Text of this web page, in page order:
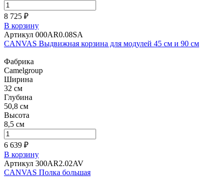
8 725 ₽
В корзину
Артикул 000AR0.08SA
CANVAS Выдвижная корзина для модулей 45 см и 90 см
Фабрика
Camelgroup
Ширина
32 см
Глубина
50,8 см
Высота
8,5 см
6 639 ₽
В корзину
Артикул 300AR2.02AV
CANVAS Полка большая